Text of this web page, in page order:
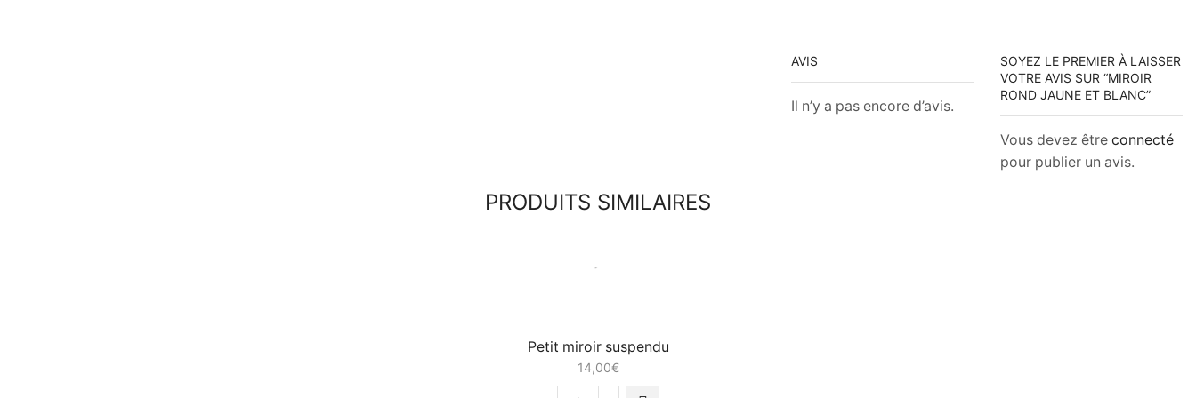
AVIS
Il n’y a pas encore d’avis.
SOYEZ LE PREMIER À LAISSER
VOTRE AVIS SUR “MIROIR
ROND JAUNE ET BLANC”
Vous devez être connecté
pour publier un avis.
PRODUITS SIMILAIRES
Petit miroir suspendu
14,00€